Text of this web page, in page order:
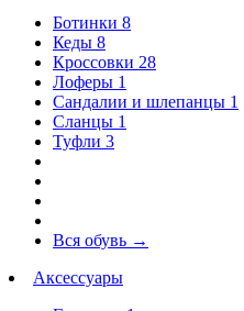
Ботинки 8
Кеды 8
Кроссовки 28
Лоферы 1
Сандалии и шлепанцы 1
Сланцы 1
Туфли 3
Вся обувь →
Аксессуары